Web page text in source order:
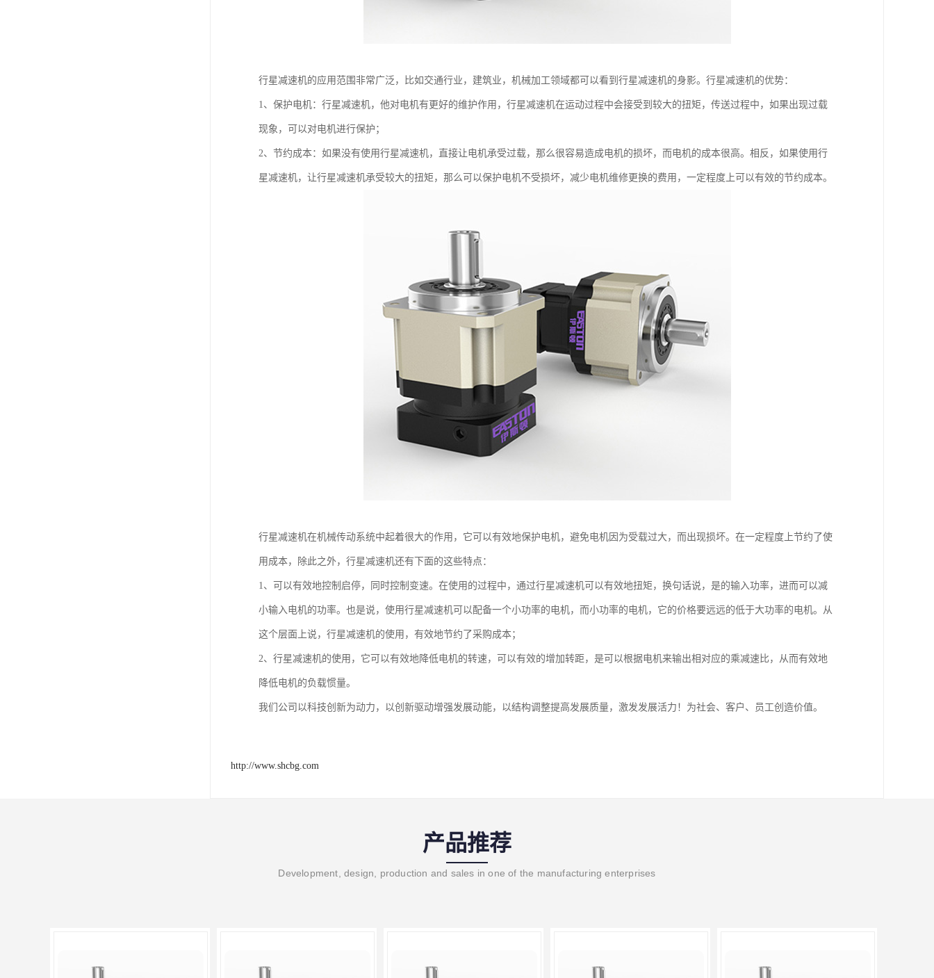
行星减速机的应用范围非常广泛，比如交通行业，建筑业，机械加工领域都可以看到行星减速机的身影。行星减速机的优势：
1、保护电机：行星减速机，他对电机有更好的维护作用，行星减速机在运动过程中会接受到较大的扭矩，传送过程中，如果出现过载
现象，可以对电机进行保护；
2、节约成本：如果没有使用行星减速机，直接让电机承受过载，那么很容易造成电机的损坏，而电机的成本很高。相反，如果使用行
星减速机，让行星减速机承受较大的扭矩，那么可以保护电机不受损坏，减少电机维修更换的费用，一定程度上可以有效的节约成本。
行星减速机在机械传动系统中起着很大的作用，它可以有效地保护电机，避免电机因为受载过大，而出现损坏。在一定程度上节约了使
用成本，除此之外，行星减速机还有下面的这些特点：
1、可以有效地控制启停，同时控制变速。在使用的过程中，通过行星减速机可以有效地扭矩，换句话说，是的输入功率，进而可以减
小输入电机的功率。也是说，使用行星减速机可以配备一个小功率的电机，而小功率的电机，它的价格要远远的低于大功率的电机。从
这个层面上说，行星减速机的使用，有效地节约了采购成本；
2、行星减速机的使用，它可以有效地降低电机的转速，可以有效的增加转距，是可以根据电机来输出相对应的乘减速比，从而有效地
降低电机的负载惯量。
我们公司以科技创新为动力，以创新驱动增强发展动能，以结构调整提高发展质量，激发发展活力！为社会、客户、员工创造价值。
http://www.shcbg.com
产品推荐
Development, design, production and sales in one of the manufacturing enterprises